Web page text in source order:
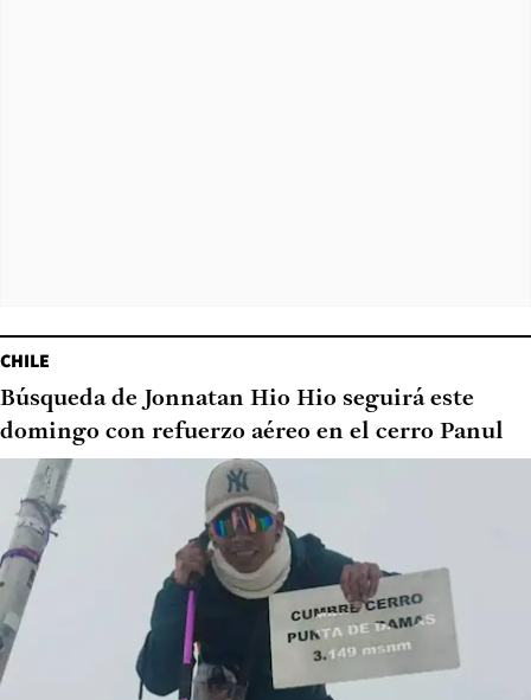
CHILE
Búsqueda de Jonnatan Hio Hio seguirá este
domingo con refuerzo aéreo en el cerro Panul